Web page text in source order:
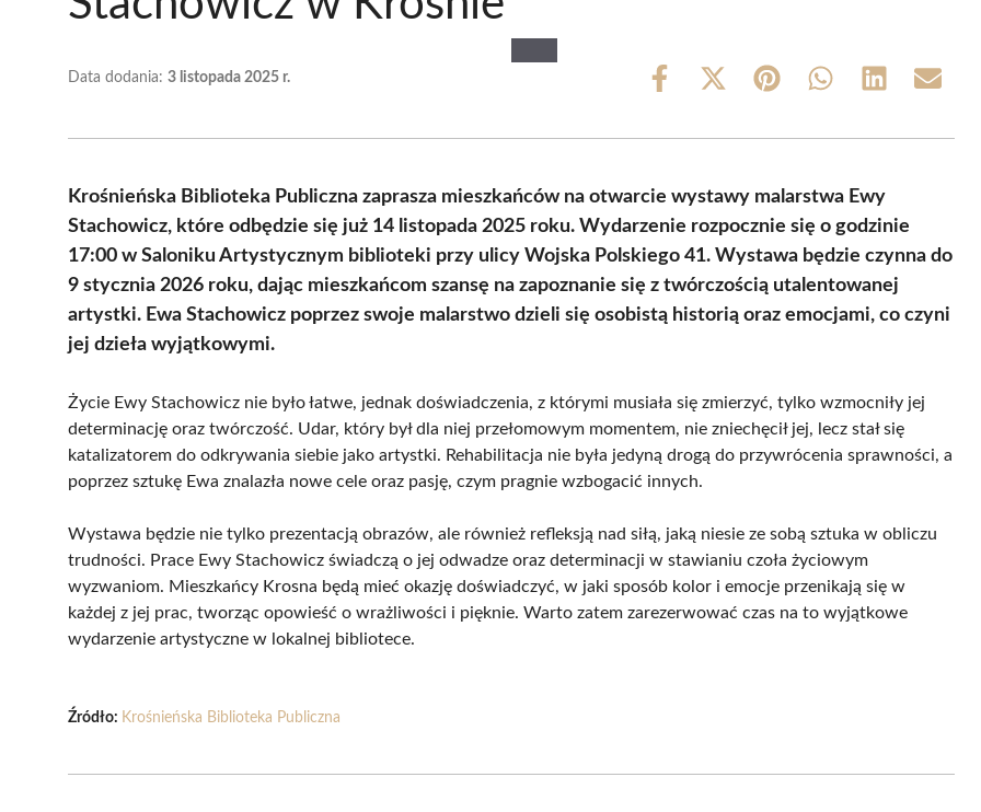
Data dodania: 3 listopada 2025 r.
Share
Share
(Twitter)
Share Share Share Share
Krośnieńska Biblioteka Publiczna zaprasza mieszkańców na otwarcie wystawy malarstwa Ewy
Stachowicz, które odbędzie się już 14 listopada 2025 roku. Wydarzenie rozpocznie się o godzinie
17:00 w Saloniku Artystycznym biblioteki przy ulicy Wojska Polskiego 41. Wystawa będzie czynna do
9 stycznia 2026 roku, dając mieszkańcom szansę na zapoznanie się z twórczością utalentowanej
artystki. Ewa Stachowicz poprzez swoje malarstwo dzieli się osobistą historią oraz emocjami, co czyni
jej dzieła wyjątkowymi.
Życie Ewy Stachowicz nie było łatwe, jednak doświadczenia, z którymi musiała się zmierzyć, tylko wzmocniły jej
determinację oraz twórczość. Udar, który był dla niej przełomowym momentem, nie zniechęcił jej, lecz stał się
katalizatorem do odkrywania siebie jako artystki. Rehabilitacja nie była jedyną drogą do przywrócenia sprawności, a
poprzez sztukę Ewa znalazła nowe cele oraz pasję, czym pragnie wzbogacić innych.
Wystawa będzie nie tylko prezentacją obrazów, ale również refleksją nad siłą, jaką niesie ze sobą sztuka w obliczu
trudności. Prace Ewy Stachowicz świadczą o jej odwadze oraz determinacji w stawianiu czoła życiowym
wyzwaniom. Mieszkańcy Krosna będą mieć okazję doświadczyć, w jaki sposób kolor i emocje przenikają się w
każdej z jej prac, tworząc opowieść o wrażliwości i pięknie. Warto zatem zarezerwować czas na to wyjątkowe
wydarzenie artystyczne w lokalnej bibliotece.
Źródło: Krośnieńska Biblioteka Publiczna